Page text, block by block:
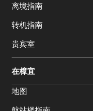
选
择
言:
离境指南
转机指南
贵宾室
在樟宜
地图